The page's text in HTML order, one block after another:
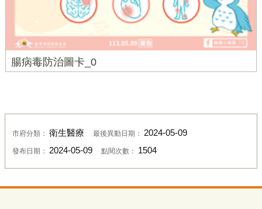
腸病毒防治圖卡_0
市府分類： 衛生醫療 最後異動日期： 2024-05-09
發布日期： 2024-05-09 點閱次數： 1504